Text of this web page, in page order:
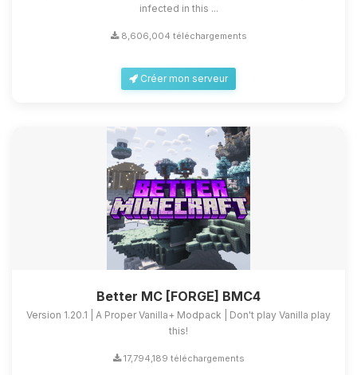
infected in this ...
8,606,004 téléchargements
Créer mon serveur
Better MC [FORGE] BMC4
Version 1.20.1 | A Proper Vanilla+ Modpack | Don't play Vanilla play
this!
17,794,189 téléchargements